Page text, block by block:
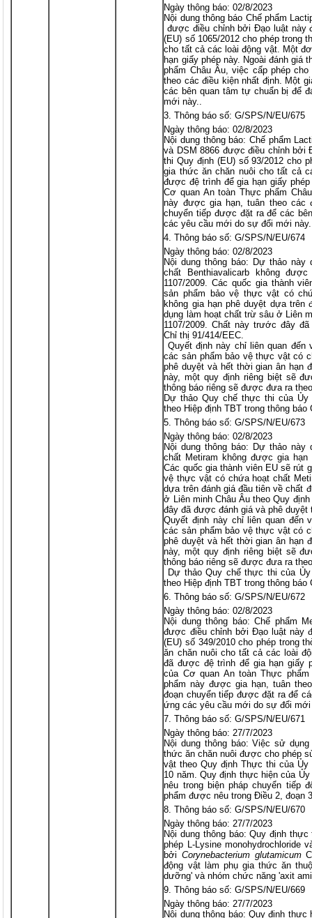
Ngày thông báo: 02/8/2023
Nội dung thông báo Chế phẩm
được điều chỉnh bởi Đạo luật này
(EU) số 1065/2012 cho phép trong
cho tất cả các loài động vật. Một
hạn giấy phép này. Ngoài đánh giá
phẩm Châu Âu, việc cấp phép
theo các điều kiện nhất định. Một
các bên quan tâm tự chuẩn bị để
mới này..
Thông báo số: G/SPS/N/EU/675
Ngày thông báo: 02/8/2023
Nội dung thông báo: Chế phẩm
và DSM 8866 được điều chỉnh bởi
thi Quy định (EU) số 93/2012 cho
gia thức ăn chăn nuôi cho tất cả
được đệ trình để gia hạn giấy
Cơ quan An toàn Thực phẩm
này được gia hạn, tuân theo các
chuyển tiếp được đặt ra để các
các yêu cầu mới do sự đổi mới này.
Thông báo số: G/SPS/N/EU/674
Ngày thông báo: 02/8/2023
Nội dung thông báo: Dự thảo
chất Benthiavalicarb không
1107/2009. Các quốc gia thành
sản phẩm bảo vệ thực vật có
không gia hạn phê duyệt dựa
dụng làm hoạt chất trừ sâu ở Liên
1107/2009. Chất này trước đây
Chỉ thị 91/414/EEC.
Quyết định này chỉ liên quan
các sản phẩm bảo vệ thực vật có
phê duyệt và hết thời gian ân hạn
này, một quy định riêng biệt sẽ
thông báo riêng sẽ được đưa ra
Dự thảo Quy chế thực thi của
theo Hiệp định TBT trong thông báo
Thông báo số: G/SPS/N/EU/673
Ngày thông báo: 02/8/2023
Nội dung thông báo: Dự thảo
chất Metiram không được gia hạn
Các quốc gia thành viên EU sẽ rút
vệ thực vật có chứa hoạt chất
dựa trên đánh giá đầu tiên về chất
ở Liên minh Châu Âu theo Quy
đây đã được đánh giá và phê duyệt
Quyết định này chỉ liên quan
các sản phẩm bảo vệ thực vật có
phê duyệt và hết thời gian ân hạn
này, một quy định riêng biệt sẽ
thông báo riêng sẽ được đưa ra
Dự thảo Quy chế thực thi của
theo Hiệp định TBT trong thông báo
Thông báo số: G/SPS/N/EU/672
Ngày thông báo: 02/8/2023
Nội dung thông báo: Chế phẩm
được điều chỉnh bởi Đạo luật này
(EU) số 349/2010 cho phép trong
ăn chăn nuôi cho tất cả các loài
đã được đệ trình để gia hạn giấy
của Cơ quan An toàn Thực
phẩm này được gia hạn, tuân
đoạn chuyển tiếp được đặt ra để
ứng các yêu cầu mới do sự đổi mới
Thông báo số: G/SPS/N/EU/671
Ngày thông báo: 27/7/2023
Nội dung thông báo: Việc sử
thức ăn chăn nuôi được cho phép
vật theo Quy định Thực thi của Ủy
10 năm. Quy định thực hiện của
nêu trong biện pháp chuyển tiếp
phẩm được nêu trong Điều 2, đoạn
Thông báo số: G/SPS/N/EU/670
Ngày thông báo: 27/7/2023
Nội dung thông báo: Quy định
phép L-Lysine monohydrochloride
bởiCorynebacterium glutamicum
động vật làm phụ gia thức ăn
dưỡng' và nhóm chức năng 'axit
Thông báo số: G/SPS/N/EU/669
Ngày thông báo: 27/7/2023
Nội dung thông báo: Quy định thực